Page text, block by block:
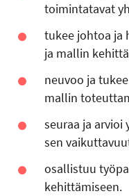
toimintatavat
tukee johtoa ja
ja mallin
neuvoo ja
mallin
seuraa ja
sen
osallistuu
kehittämiseen.